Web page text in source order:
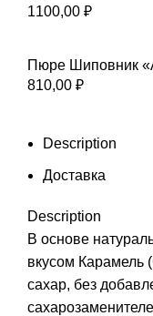
1100,00 ₽
Пюре Шиповник
810,00 ₽
Description
Доставка
Description
В основе
вкусом Карамель
сахар, без